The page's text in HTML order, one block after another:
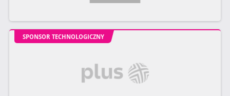
SPONSOR TECHNOLOGICZNY